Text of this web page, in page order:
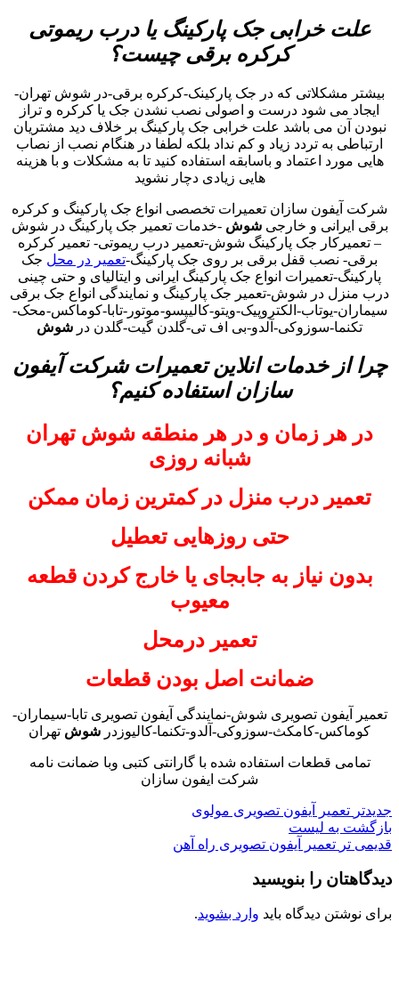
علت خرابی جک پارکینگ یا درب ریموتی
کرکره برقی چیست؟
بیشتر مشکلاتی که در جک پارکینک-کرکره برقی-در شوش تهران-
ایجاد می شود درست و اصولی نصب نشدن جک یا کرکره و تراز
نبودن آن می باشد علت خرابی جک پارکینگ بر خلاف دید مشتریان
ارتباطی به تردد زیاد و کم نداد بلکه لطفا در هنگام نصب از نصاب
هایی مورد اعتماد و باسابقه استفاده کنید تا به مشکلات و با هزینه
هایی زیادی دچار نشوید
شرکت آیفون سازان تعمیرات تخصصی انواع جک پارکینگ و کرکره
برقی ایرانی و خارجیشوش -خدمات تعمیر جک پارکینگ در شوش
– تعمیرکار جک پارکینگ شوش-تعمیر درب ریموتی- تعمیر کرکره
برقی- نصب قفل برقی بر روی جک پارکینگ-تعمیر در محل جک
پارکینگ-تعمیرات انواع جک پارکینگ ایرانی و ایتالیای و حتی چینی
درب منزل در شوش-تعمیر جک پارکینگ و نمایندگی انواع جک برقی
سیماران-یوتاب-الکتروپیک-ویتو-کالیپسو-موتور-تابا-کوماکس-محک-
تکنما-سوزوکی-آلدو-بی اف تی-گلدن گیت-گلدن در شوش
چرا از خدمات انلاین تعمیرات شرکت آیفون
سازان استفاده کنیم؟
در هر زمان و در هر منطقه شوش تهران
شبانه روزی
تعمیر درب منزل در کمترین زمان ممکن
حتی روزهایی تعطیل
بدون نیاز به جابجای یا خارج کردن قطعه
معیوب
تعمیر درمحل
ضمانت اصل بودن قطعات
تعمیر آیفون تصویری شوش-نمایندگی آیفون تصویری تابا-سیماران-
کوماکس-کامکث-سوزوکی-آلدو-تکنما-کالیوزدر شوش تهران
تمامی قطعات استفاده شده با گارانتی کتبی وبا ضمانت نامه
شرکت ایفون سازان
جدیدتر تعمیر آیفون تصویری مولوی
بازگشت به لیست
قدیمی تر تعمیر آیفون تصویری راه آهن
دیدگاهتان را بنویسید
برای نوشتن دیدگاه باید وارد بشوید.